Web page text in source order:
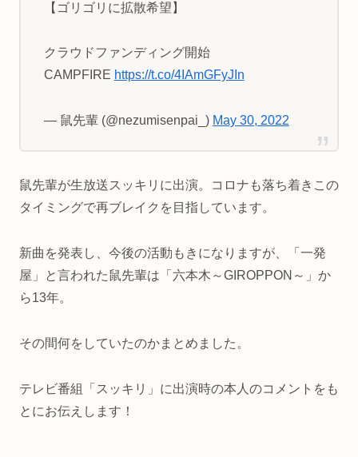
【ゴリゴリに拡散希望】
クラウドファンディング開始
CAMPFIRE https://t.co/4IAmGFyJIn
— 鼠先輩 (@nezumisenpai_) May 30, 2022
鼠先輩が生放送スッキリに出演。コロナも落ち着きこの
タイミングで再ブレイクを目指しています。
新曲を発表し、今後の活動もきになりますが、「一発
屋」と言われた鼠先輩は「六本木～GIROPPON～」か
ら13年。
その間何をしていたのかまとめました。
テレビ番組「スッキリ」に出演時の本人のコメントをも
とにお伝えします！